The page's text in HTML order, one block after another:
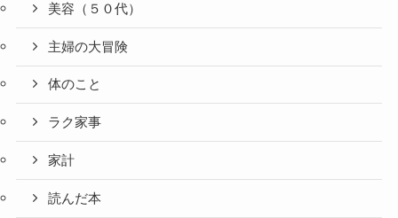
美容（５０代）
主婦の大冒険
体のこと
ラク家事
家計
読んだ本